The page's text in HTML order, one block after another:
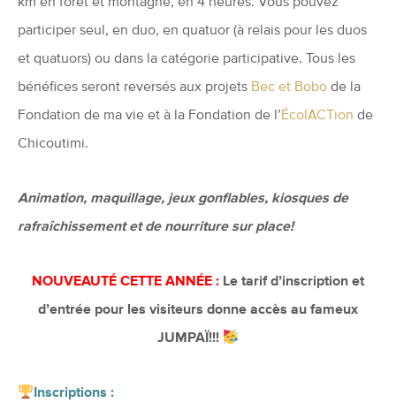
participer seul, en duo, en quatuor (à relais pour les duos
et quatuors) ou dans la catégorie participative. Tous les
bénéfices seront reversés aux projets Bec et Bobo de la
Fondation de ma vie et à la Fondation de l’ÉcolACTion de
Chicoutimi.
Animation, maquillage, jeux gonflables, kiosques de
rafraîchissement et de nourriture sur place!
NOUVEAUTÉ CETTE ANNÉE : Le tarif d’inscription et
d’entrée pour les visiteurs donne accès au fameux
JUMPAÏ!!!
Inscriptions :